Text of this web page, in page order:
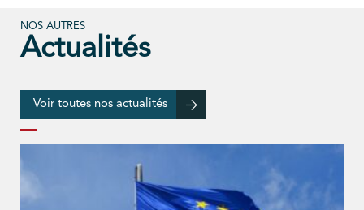
NOS AUTRES
Actualités
Voir toutes nos actualités